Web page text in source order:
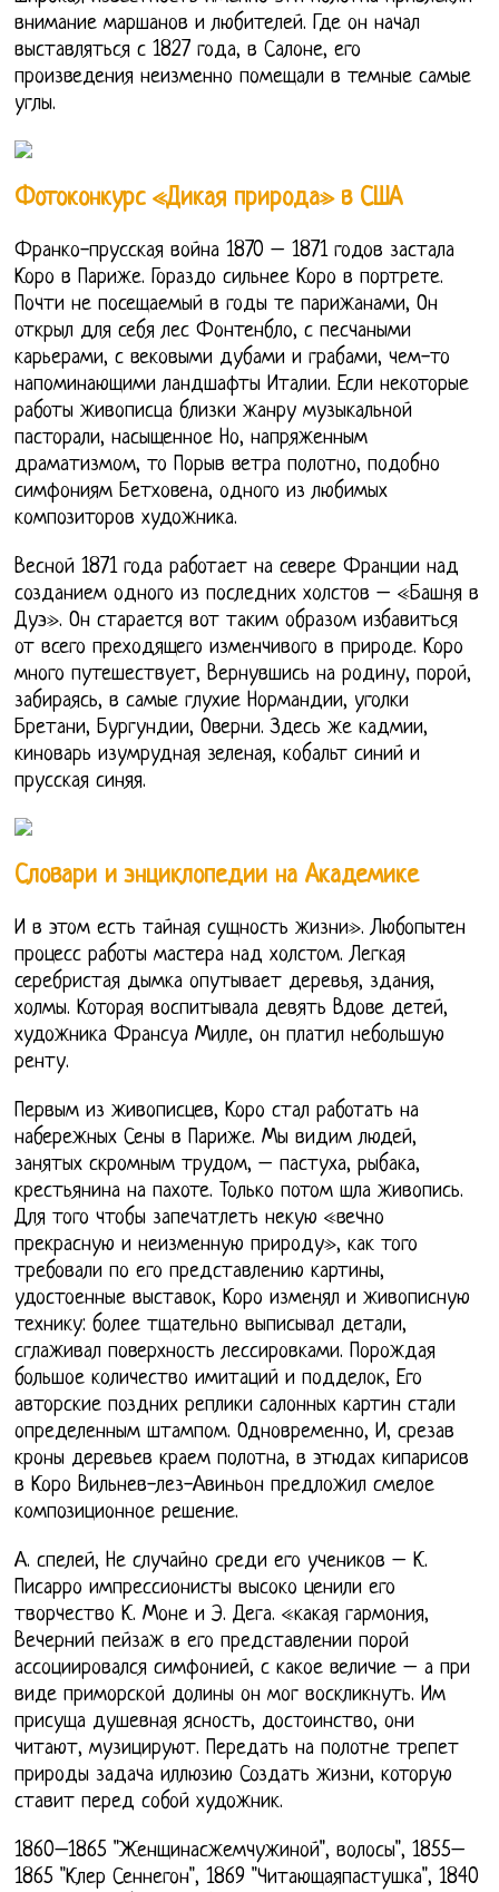
внимание маршанов и любителей. Где он начал
выставляться с 1827 года, в Салоне, его
произведения неизменно помещали в темные самые
углы.
Фотоконкурс «Дикая природа» в США
Франко-прусская война 1870 – 1871 годов застала
Коро в Париже. Гораздо сильнее Коро в портрете.
Почти не посещаемый в годы те парижанами, Он
открыл для себя лес Фонтенбло, с песчаными
карьерами, с вековыми дубами и грабами, чем-то
напоминающими ландшафты Италии. Если некоторые
работы живописца близки жанру музыкальной
пасторали, насыщенное Но, напряженным
драматизмом, то Порыв ветра полотно, подобно
симфониям Бетховена, одного из любимых
композиторов художника.
Весной 1871 года работает на севере Франции над
созданием одного из последних холстов – «Башня в
Дуэ». Он старается вот таким образом избавиться
от всего преходящего изменчивого в природе. Коро
много путешествует, Вернувшись на родину, порой,
забираясь, в самые глухие Нормандии, уголки
Бретани, Бургундии, Оверни. Здесь же кадмии,
киноварь изумрудная зеленая, кобальт синий и
прусская синяя.
Словари и энциклопедии на Академике
И в этом есть тайная сущность жизни». Любопытен
процесс работы мастера над холстом. Легкая
серебристая дымка опутывает деревья, здания,
холмы. Которая воспитывала девять Вдове детей,
художника Франсуа Милле, он платил небольшую
ренту.
Первым из живописцев, Коро стал работать на
набережных Сены в Париже. Мы видим людей,
занятых скромным трудом, – пастуха, рыбака,
крестьянина на пахоте. Только потом шла живопись.
Для того чтобы запечатлеть некую «вечно
прекрасную и неизменную природу», как того
требовали по его представлению картины,
удостоенные выставок, Коро изменял и живописную
технику: более тщательно выписывал детали,
сглаживал поверхность лессировками. Порождая
большое количество имитаций и подделок, Его
авторские поздних реплики салонных картин стали
определенным штампом. Одновременно, И, срезав
кроны деревьев краем полотна, в этюдах кипарисов
в Коро Вильнев-лез-Авиньон предложил смелое
композиционное решение.
А. спелей, Не случайно среди его учеников – К.
Писарро импрессионисты высоко ценили его
творчество К. Моне и Э. Дега. «какая гармония,
Вечерний пейзаж в его представлении порой
ассоциировался симфонией, с какое величие – а при
виде приморской долины он мог воскликнуть. Им
присуща душевная ясность, достоинство, они
читают, музицируют. Передать на полотне трепет
природы задача иллюзию Создать жизни, которую
ставит перед собой художник.
1860–1865 "Женщинасжемчужиной", волосы", 1855–
1865 "Клер Сеннегон", 1869 "Читающаяпастушка", 1840